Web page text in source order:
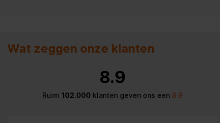
Wat zeggen onze klanten
8.9
Ruim 102.000 klanten geven ons een8.9